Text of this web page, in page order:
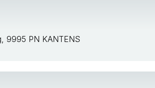
9995 PN KANTENS